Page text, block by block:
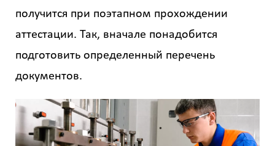
получится при поэтапном прохождении
аттестации. Так, вначале понадобится
подготовить определенный перечень
документов.